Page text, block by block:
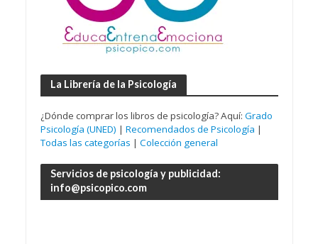
La Librería de la Psicología
¿Dónde comprar los libros de psicología? Aquí: Grado
Psicología (UNED) | Recomendados de Psicología |
Todas las categorías | Colección general
Servicios de psicología y publicidad:
info@psicopico.com